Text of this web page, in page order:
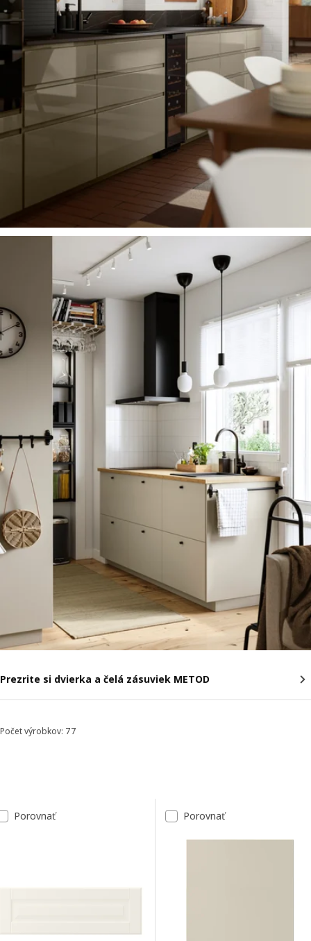
Prezrite si dvierka a čelá zásuviek METOD
Zoradiť a filtrovať
Počet výrobkov: 77
Zoznam výsledkov
Porovnať Porovnať